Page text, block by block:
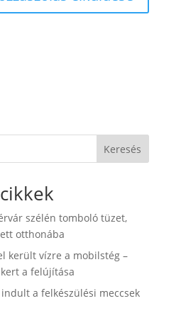
Keresés
szélén tomboló tüzet,
otthonába
került vízre a mobilstég –
a felújítása
a felkészülési meccsek